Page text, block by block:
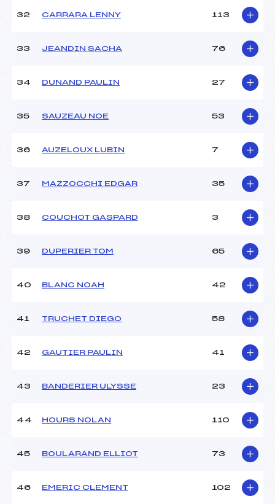
32 CARRARA LENNY 113
33 JEANDIN SACHA 76
34 DUNAND PAULIN 27
35 SAUZEAU NOE 53
36 AUZELOUX LUBIN 7
37 MAZZOCCHI EDGAR 35
38 COUCHOT GASPARD 3
39 DUPERIER TOM 65
40 BLANC NOAH 42
41 TRUCHET DIEGO 58
42 GAUTIER PAULIN 41
43 BANDERIER ULYSSE 23
44 HOURS NOLAN 110
45 BOULARAND ELLIOT 73
46 EMERIC CLEMENT 102